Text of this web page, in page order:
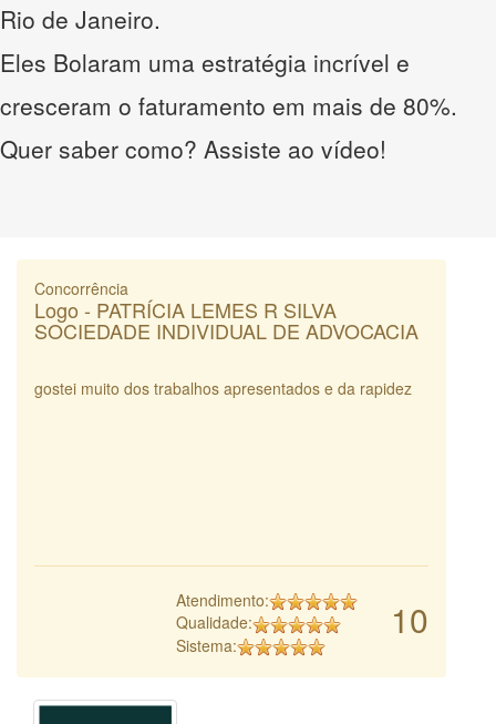
Rio de Janeiro.
Eles Bolaram uma estratégia incrível e
cresceram o faturamento em mais de 80%.
Quer saber como? Assiste ao vídeo!
Concorrência
Logo - PATRÍCIA LEMES R SILVA
SOCIEDADE INDIVIDUAL DE ADVOCACIA
gostei muito dos trabalhos apresentados e da rapidez
10
Atendimento:
Qualidade:
Sistema: